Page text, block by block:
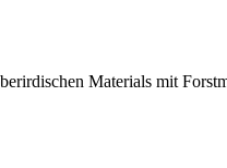
Materials mit